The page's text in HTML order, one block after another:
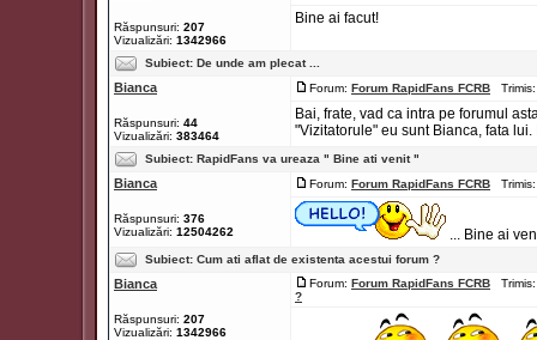
Răspunsuri: 207
Vizualizări: 1342966
Bine ai facut!
Subiect: De unde am plecat ...
Bianca
Răspunsuri: 44
Vizualizări: 383464
Forum: Forum RapidFans FCRB
Bai, frate, vad ca intra pe forumul
"Vizitatorule" eu sunt Bianca, fata
Subiect: RapidFans va ureaza " Bine ati venit "
Bianca
Răspunsuri: 376
Vizualizări: 12504262
Forum: Forum RapidFans FCRB
... Bine ai
Subiect: Cum ati aflat de existenta acestui forum ?
Bianca
Răspunsuri: 207
Vizualizări: 1342966
Forum: Forum RapidFans FCRB
?